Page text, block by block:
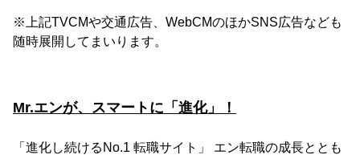
※上記TVCMや交通広告、WebCMのほかSNS広告なども
随時展開してまいります。
Mr.エンが、スマートに「進化」！
「進化し続けるNo.1 転職サイト」 エン転職の成長ととも